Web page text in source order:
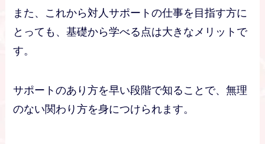
また、これから対人サポートの仕事を目指す方に
とっても、基礎から学べる点は大きなメリットで
す。
サポートのあり方を早い段階で知ることで、無理
のない関わり方を身につけられます。